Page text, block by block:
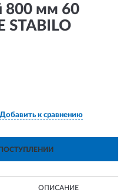
800 мм 60
STABILO
Добавить к сравнению
ОПИСАНИЕ